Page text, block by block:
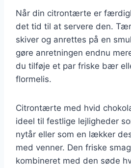
Når din citrontærte er
det tid til at servere den.
skiver og anrettes på en
gøre anretningen endnu
du tilføje et par friske bær
flormelis.
Citrontærte med hvid
ideel til festlige lejligheder
nytår eller som en lækker
med venner. Den friske
kombineret med den søde